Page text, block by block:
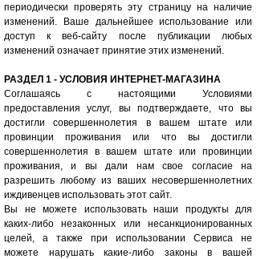
периодически проверять эту страницу на наличие
изменений. Ваше дальнейшее использование или
доступ к веб-сайту после публикации любых
изменений означает принятие этих изменений.
РАЗДЕЛ 1 - УСЛОВИЯ ИНТЕРНЕТ-МАГАЗИНА
Соглашаясь с настоящими Условиями
предоставления услуг, вы подтверждаете, что вы
достигли совершеннолетия в вашем штате или
провинции проживания или что вы достигли
совершеннолетия в вашем штате или провинции
проживания, и вы дали нам свое согласие на
разрешить любому из ваших несовершеннолетних
иждивенцев использовать этот сайт.
Вы не можете использовать наши продукты для
каких-либо незаконных или несанкционированных
целей, а также при использовании Сервиса не
можете нарушать какие-либо законы в вашей